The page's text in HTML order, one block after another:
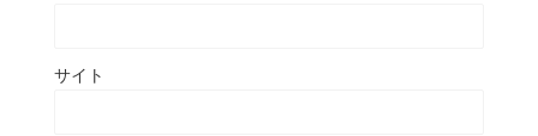
サイト